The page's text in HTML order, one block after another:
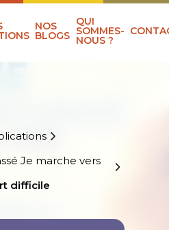
NOS
BLOGS
QUI
SOMMES-
NOUS ?
Je marche vers
difficile